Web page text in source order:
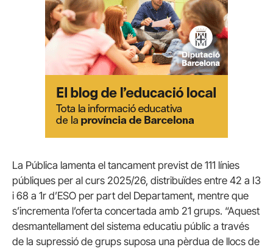
La Pública lamenta el tancament previst de 111 línies
públiques per al curs 2025/26, distribuïdes entre 42 a I3
i 68 a 1r d’ESO per part del Departament, mentre que
s’incrementa l’oferta concertada amb 21 grups. “Aquest
desmantellament del sistema educatiu públic a través
de la supressió de grups suposa una pèrdua de llocs de